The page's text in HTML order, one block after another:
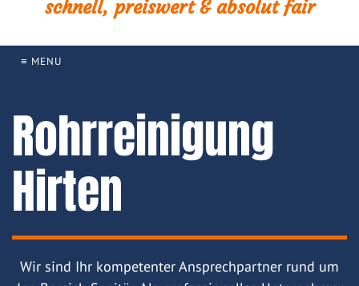
schnell, preiswert & absolut fair
≡ MENU
Rohrreinigung
Hirten
Wir sind Ihr kompetenter Ansprechpartner rund um